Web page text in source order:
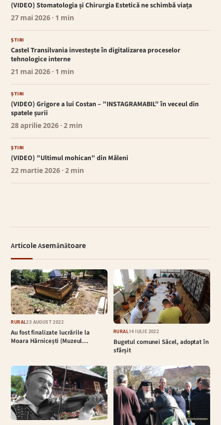
(VIDEO) Stomatologia și Chirurgia Estetică ne schimbă viața
27 mai 2026 · 1 min
ȘTIRI
Castel Transilvania investește în digitalizarea proceselor
tehnologice interne
21 mai 2026 · 1 min
ȘTIRI
(VIDEO) Grigore a lui Costan – ”INSTAGRAMABIL” în veceul din
spatele șurii
28 aprilie 2026 · 2 min
ȘTIRI
(VIDEO) ”Ultimul mohican” din Măleni
22 martie 2026 · 2 min
Articole Asemănătoare
RURAL23 AUGUST 2022
Au fost finalizate lucrările la
Moara Hărnicești (Muzeul…
RURAL14 IULIE 2022
Bugetul comunei Săcel, adoptat în
sfârșit